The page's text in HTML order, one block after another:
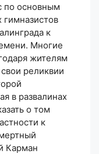
по основным
к
Многие
жителям
реликвии
в развалинах
о том
к
Карман